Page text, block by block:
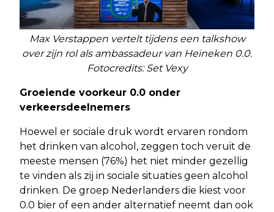
Max Verstappen vertelt tijdens een talkshow
over zijn rol als ambassadeur van Heineken 0.0.
Fotocredits: Set Vexy
Groeiende voorkeur 0.0 onder
verkeersdeelnemers
Hoewel er sociale druk wordt ervaren rondom
het drinken van alcohol, zeggen toch veruit de
meeste mensen (76%) het niet minder gezellig
te vinden als zij in sociale situaties geen alcohol
drinken. De groep Nederlanders die kiest voor
0.0 bier of een ander alternatief neemt dan ook